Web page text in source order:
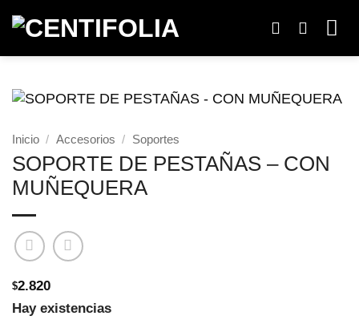
Inicio / Accesorios / Soportes
SOPORTE DE PESTAÑAS – CON
MUÑEQUERA
$2.820
Hay existencias